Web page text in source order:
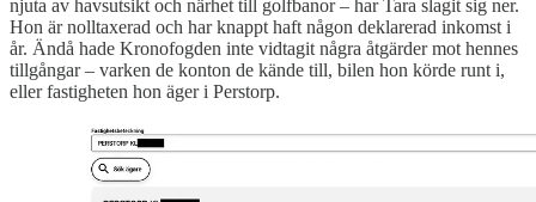
njuta av havsutsikt och närhet till golfbanor – har Tara slagit sig ner.
Hon är nolltaxerad och har knappt haft någon deklarerad inkomst i
år. Ändå hade Kronofogden inte vidtagit några åtgärder mot hennes
tillgångar – varken de konton de kände till, bilen hon körde runt i,
eller fastigheten hon äger i Perstorp.